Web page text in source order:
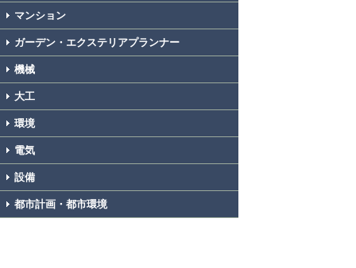
マンション
ガーデン・エクステリアプランナー
機械
大工
環境
電気
設備
都市計画・都市環境